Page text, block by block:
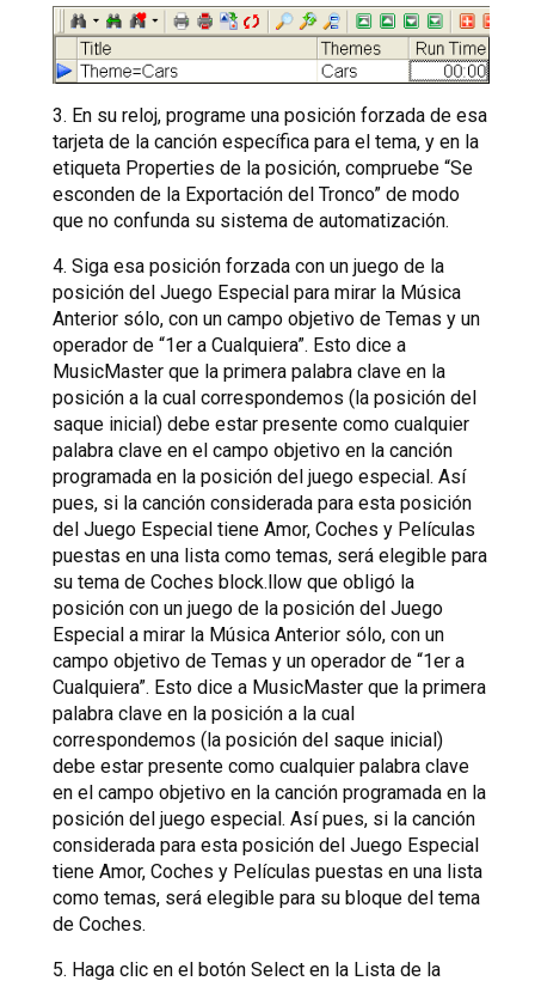
3. En su reloj, programe una posición forzada de esa
tarjeta de la canción específica para el tema, y en la
etiqueta Properties de la posición, compruebe “Se
esconden de la Exportación del Tronco” de modo
que no confunda su sistema de automatización.
4. Siga esa posición forzada con un juego de la
posición del Juego Especial para mirar la Música
Anterior sólo, con un campo objetivo de Temas y un
operador de “1er a Cualquiera”. Esto dice a
MusicMaster que la primera palabra clave en la
posición a la cual correspondemos (la posición del
saque inicial) debe estar presente como cualquier
palabra clave en el campo objetivo en la canción
programada en la posición del juego especial. Así
pues, si la canción considerada para esta posición
del Juego Especial tiene Amor, Coches y Películas
puestas en una lista como temas, será elegible para
su tema de Coches block.llow que obligó la
posición con un juego de la posición del Juego
Especial a mirar la Música Anterior sólo, con un
campo objetivo de Temas y un operador de “1er a
Cualquiera”. Esto dice a MusicMaster que la primera
palabra clave en la posición a la cual
correspondemos (la posición del saque inicial)
debe estar presente como cualquier palabra clave
en el campo objetivo en la canción programada en la
posición del juego especial. Así pues, si la canción
considerada para esta posición del Juego Especial
tiene Amor, Coches y Películas puestas en una lista
como temas, será elegible para su bloque del tema
de Coches.
5. Haga clic en el botón Select en la Lista de la